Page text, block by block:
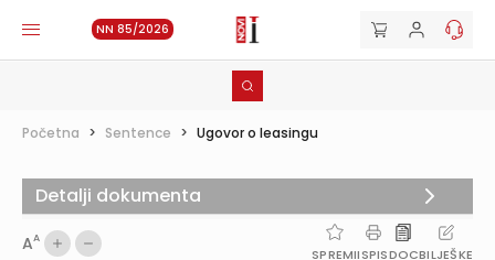
NN 85/2026
Početna > Sentence > Ugovor o leasingu
AA
SPREMIISPISDOCBILJEŠKE
Detalji dokumenta